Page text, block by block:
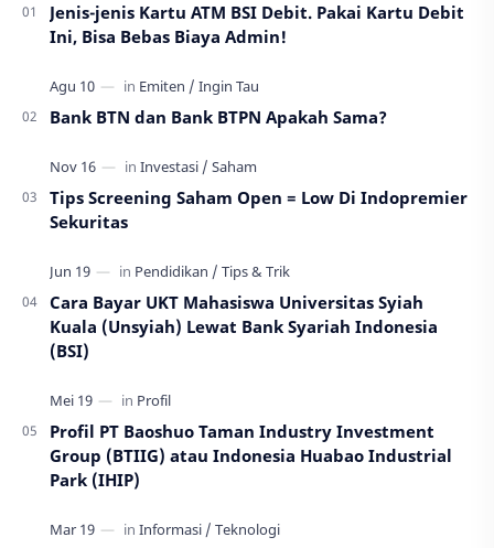
Jenis-jenis Kartu ATM BSI Debit. Pakai Kartu Debit
Ini, Bisa Bebas Biaya Admin!
Bank BTN dan Bank BTPN Apakah Sama?
Tips Screening Saham Open = Low Di Indopremier
Sekuritas
Cara Bayar UKT Mahasiswa Universitas Syiah
Kuala (Unsyiah) Lewat Bank Syariah Indonesia
(BSI)
Profil PT Baoshuo Taman Industry Investment
Group (BTIIG) atau Indonesia Huabao Industrial
Park (IHIP)